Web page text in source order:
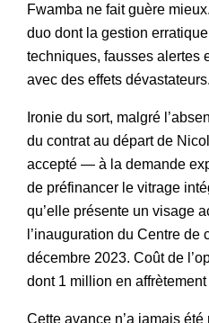
Fwamba ne fait guère
duo dont la gestion
techniques, fausses alertes
avec des effets dévastateurs.
Ironie du sort, malgré
du contrat au départ de
accepté — à la demande
de préfinancer le vitrage
qu’elle présente un visage
l’inauguration du Centre de
décembre 2023. Coût de
dont 1 million en affrètement
Cette avance n’a jamais